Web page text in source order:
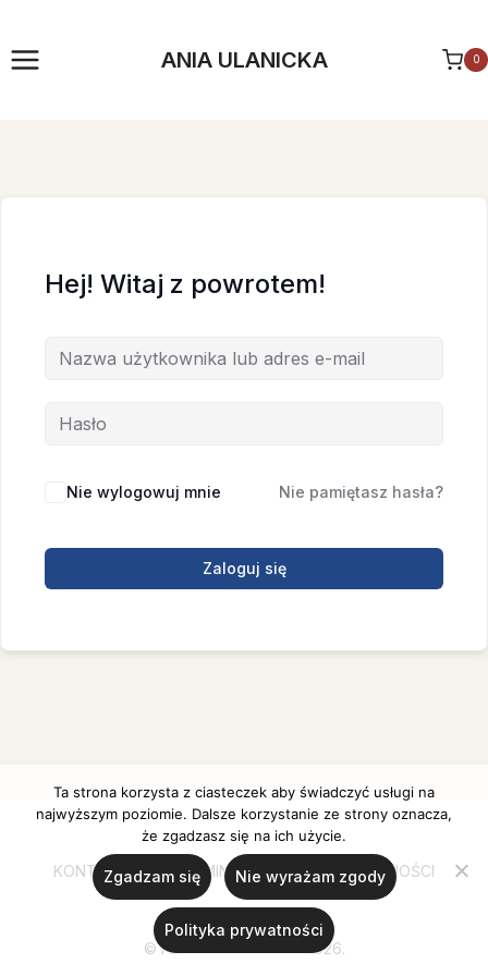
treści
ANIA ULANICKA 0
Hej! Witaj z powrotem!
Nie wylogowuj mnie Nie pamiętasz hasła?
Zaloguj się
KONTAKT REGULAMIN POLITYKA PRYWATNOŚCI
© Ania Ulanicka 2020-2026.
Ta strona korzysta z ciasteczek aby świadczyć usługi na
najwyższym poziomie. Dalsze korzystanie ze strony oznacza,
że zgadzasz się na ich użycie.
Zgadzam się Nie wyrażam zgody
Polityka prywatności